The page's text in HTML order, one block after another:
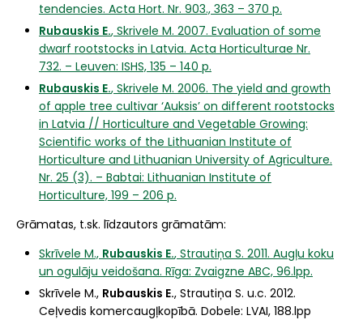
tendencies. Acta Hort. Nr. 903., 363 – 370 p.
Rubauskis E., Skrivele M. 2007. Evaluation of some
dwarf rootstocks in Latvia. Acta Horticulturae Nr.
732. – Leuven: ISHS, 135 – 140 p.
Rubauskis E., Skrivele M. 2006. The yield and growth
of apple tree cultivar ‘Auksis’ on different rootstocks
in Latvia // Horticulture and Vegetable Growing:
Scientific works of the Lithuanian Institute of
Horticulture and Lithuanian University of Agriculture.
Nr. 25 (3). – Babtai: Lithuanian Institute of
Horticulture, 199 – 206 p.
Grāmatas, t.sk. līdzautors grāmatām:
Skrīvele M., Rubauskis E., Strautiņa S. 2011. Augļu koku
un ogulāju veidošana. Rīga: Zvaigzne ABC, 96.lpp.
Skrīvele M., Rubauskis E., Strautiņa S. u.c. 2012.
Ceļvedis komercaugļkopībā. Dobele: LVAI, 188.lpp